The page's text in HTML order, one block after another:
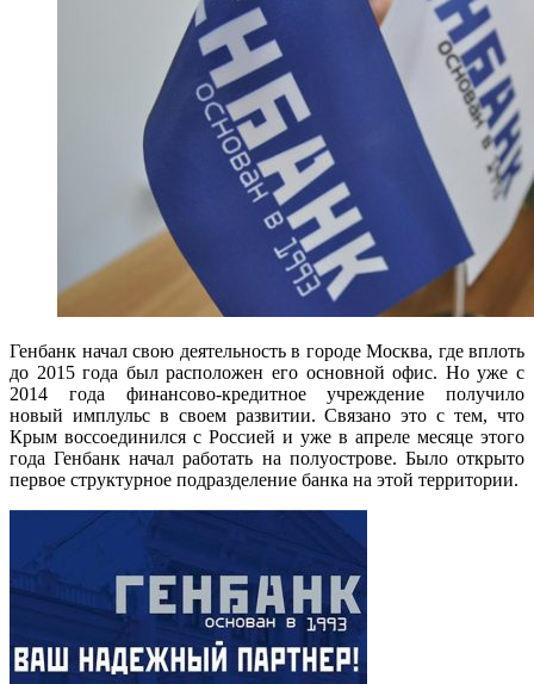
Генбанк начал свою деятельность в городе Москва, где вплоть
до 2015 года был расположен его основной офис. Но уже с
2014 года финансово-кредитное учреждение получило
новый имплульс в своем развитии. Связано это с тем, что
Крым воссоединился с Россией и уже в апреле месяце этого
года Генбанк начал работать на полуострове. Было открыто
первое структурное подразделение банка на этой территории.